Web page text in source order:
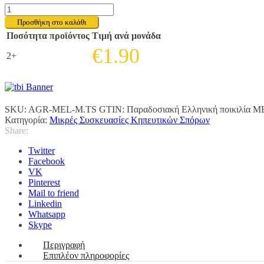
ΜΕΛΙΤΖΑΝΑ
ΤΣΑΚΩΝΙΚΗ
(μωβ,
μακριά)
ποσότητα
Προσθήκη στο καλάθι
Ποσότητα προϊόντος Τιμή ανά μονάδα
2+
€1.90
SKU: AGR-MEL-M.TS GTIN: Παραδοσιακή Ελληνική
Κατηγορία: Μικρές Συσκευασίες Κηπευτικών Σπόρων
Share:
Twitter
Facebook
VK
Pinterest
Mail to friend
Linkedin
Whatsapp
Skype
Περιγραφή
Επιπλέον πληροφορίες